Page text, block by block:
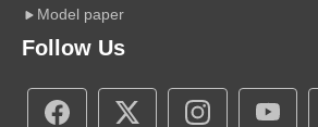
Model paper
Follow Us